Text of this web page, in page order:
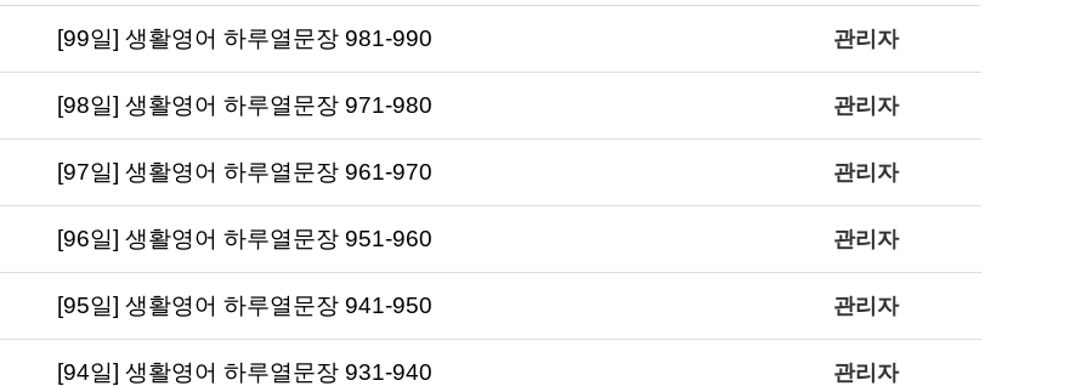
[99일] 생활영어 하루열문장 981-990 관리자
[98일] 생활영어 하루열문장 971-980 관리자
[97일] 생활영어 하루열문장 961-970 관리자
[96일] 생활영어 하루열문장 951-960 관리자
[95일] 생활영어 하루열문장 941-950 관리자
[94일] 생활영어 하루열문장 931-940 관리자